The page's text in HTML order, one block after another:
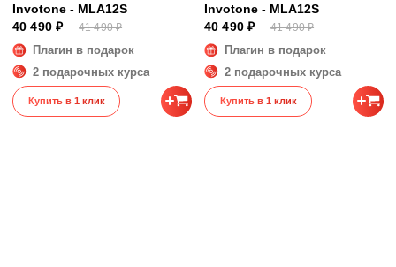
Invotone - MLA12S
40 490 ₽
41 490 ₽
Плагин в подарок
2 подарочных курса
Купить в 1 клик
Invotone - MLA12S
40 490 ₽
41 490 ₽
Плагин в подарок
2 подарочных курса
Купить в 1 клик